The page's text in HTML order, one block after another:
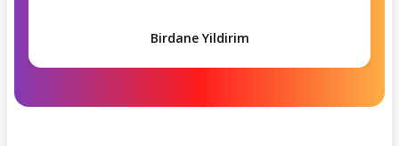
Birdane Yildirim